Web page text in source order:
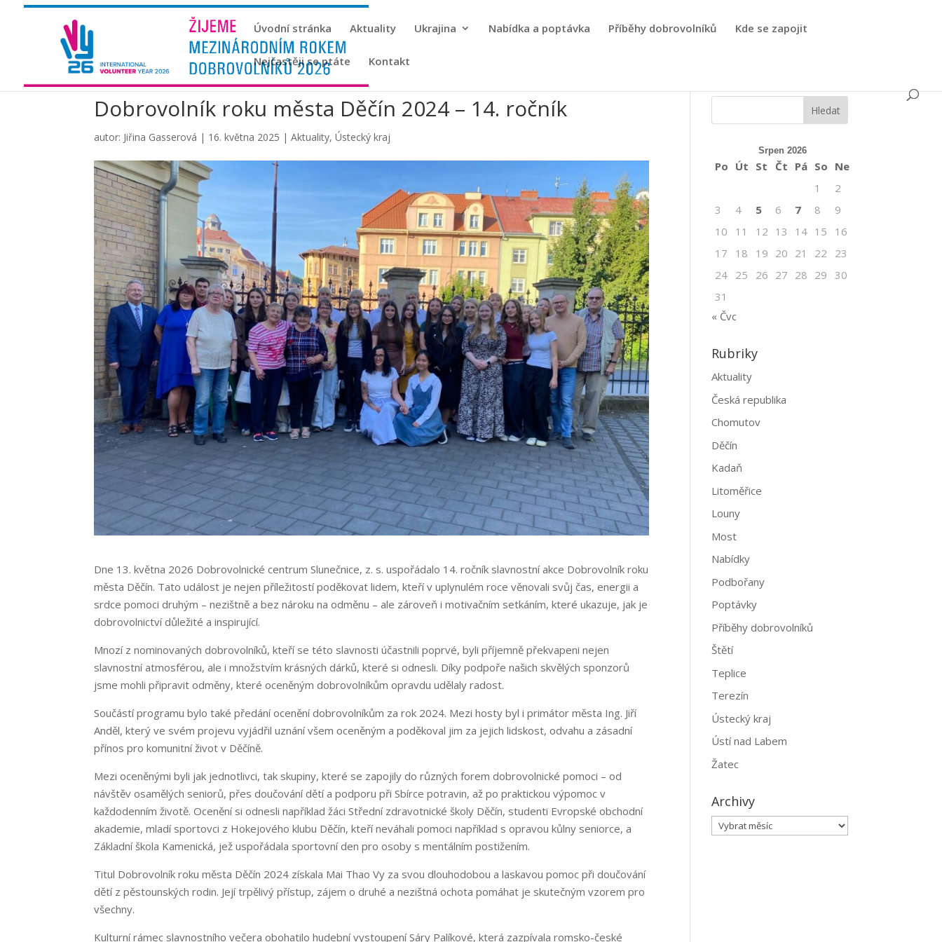
Úvodní stránka Aktuality Ukrajina Nabídka a poptávka Příběhy dobrovolníků Kde se zapojit
Nejčastěji se ptáte Kontakt
Dobrovolník roku města Děčín 2024 – 14. ročník
autor: Jiřina Gasserová | 16. května 2025 |Aktuality,Ústecký kraj
Dne 13. května 2026 Dobrovolnické centrum Slunečnice, z. s. uspořádalo 14. ročník slavnostní akce Dobrovolník roku
města Děčín. Tato událost je nejen příležitostí poděkovat lidem, kteří v uplynulém roce věnovali svůj čas, energii a
srdce pomoci druhým – nezištně a bez nároku na odměnu – ale zároveň i motivačním setkáním, které ukazuje, jak je
dobrovolnictví důležité a inspirující.
Mnozí z nominovaných dobrovolníků, kteří se této slavnosti účastnili poprvé, byli příjemně překvapeni nejen
slavnostní atmosférou, ale i množstvím krásných dárků, které si odnesli. Díky podpoře našich skvělých sponzorů
jsme mohli připravit odměny, které oceněným dobrovolníkům opravdu udělaly radost.
Součástí programu bylo také předání ocenění dobrovolníkům za rok 2024. Mezi hosty byl i primátor města Ing. Jiří
Anděl, který ve svém projevu vyjádřil uznání všem oceněným a poděkoval jim za jejich lidskost, odvahu a zásadní
přínos pro komunitní život v Děčíně.
Mezi oceněnými byli jak jednotlivci, tak skupiny, které se zapojily do různých forem dobrovolnické pomoci – od
návštěv osamělých seniorů, přes doučování dětí a podporu při Sbírce potravin, až po praktickou výpomoc v
každodenním životě. Ocenění si odnesli například žáci Střední zdravotnické školy Děčín, studenti Evropské obchodní
akademie, mladí sportovci z Hokejového klubu Děčín, kteří neváhali pomoci například s opravou kůlny seniorce, a
Základní škola Kamenická, jež uspořádala sportovní den pro osoby s mentálním postižením.
Titul Dobrovolník roku města Děčín 2024 získala Mai Thao Vy za svou dlouhodobou a laskavou pomoc při doučování
dětí z pěstounských rodin. Její trpělivý přístup, zájem o druhé a nezištná ochota pomáhat je skutečným vzorem pro
všechny.
Kulturní rámec slavnostního večera obohatilo hudební vystoupení Sáry Palíkové, která zazpívala romsko-české
Srpen 2026
Po Út St Čt Pá So Ne
1
2
3
4 5 6 7 8
9
10
11 12 13 14 15
16
17
18 19 20 21 22
23
24 25 26 27 28 29
30
31
« Čvc
Rubriky
Aktuality
Česká republika
Chomutov
Děčín
Kadaň
Litoměřice
Louny
Most
Nabídky
Podbořany
Poptávky
Příběhy dobrovolníků
Štětí
Teplice
Terezín
Ústecký kraj
Ústí nad Labem
Žatec
Archivy
Archivy